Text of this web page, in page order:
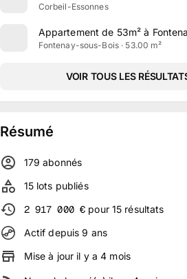
Corbeil-Essonnes
Appartement de 53m² à
Fontenay-sous-Bois · 53.00 m²
VOIR TOUS LES
Résumé
179 abonnés
15 lots publiés
2 917 000 € pour 15 résultats
Actif depuis9 ans
Mise à jour il y a4 mois